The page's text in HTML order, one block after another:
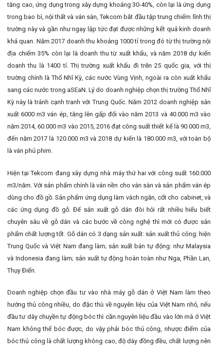
tăng cao, ứng dụng trong xây dựng khoảng 30-40%, còn lại là ứng dụng
trong bao bì, nội thất và ván sàn, Tekcom bắt đầu tập trung chiếm lĩnh thị
trường này và gần như ngay lập tức đạt được những kết quả kinh doanh
khả quan. Năm 2017 doanh thu khoảng 1000 tỉ trong đó từ thị trường nội
địa chiếm 35% còn lại là doanh thu từ xuất khẩu, và năm 2018 dự kiến
doanh thu là 1400 tỉ. Thị trường xuất khẩu đi trên 25 quốc gia, với thị
trường chính là Thổ Nhĩ Kỳ, các nước Vùng Vịnh, ngoài ra còn xuất khẩu
sang các nước trong aSEaN. Lý do doanh nghiệp chọn thị trường Thổ Nhĩ
Kỳ này là tránh cạnh tranh với Trung Quốc. Năm 2012 doanh nghiệp sản
xuất 6000 m3 ván ép, tăng lên gấp đối vào năm 2013 và 40.000 m3 vào
năm 2014, 60.000 m3 vào 2015, 2016 đạt công suất thiết kế là 90.000 m3,
đến năm 2017 là 120.000 m3 và 2018 dự kiến là 180.000 m3, với toàn bộ
là ván phủ phim.
Hiện tại Tekcom đang xây dựng nhà máy thứ hai với công suất 160.000
m3/năm. Với sản phẩm chính là ván nền cho ván sàn và sản phẩm ván ép
dùng cho đồ gồ. Sản phẩm ứng dụng làm vách ngăn, cốt cho cabinet, và
các ứng dụng đồ gỗ. Để sản xuất gỗ dán đòi hỏi rất nhiều hiểu biết
chuyên sâu về gỗ dán và các bước về công nghệ thì mới có được sản
phẩm chất lượng tốt. Gỗ dán có 3 dạng sản xuất: sản xuất thủ công: hiện
Trung Quốc và Việt Nam đang làm; sản xuất bán tự động: như Malaysia
và Indonesia đang làm; sản xuất tự động hoàn toàn như Nga, Phần Lan,
Thụy Điển.
Doanh nghiệp chọn đầu tư vào nhà máy gỗ dán ở Việt Nam làm theo
hướng thủ công nhiều, do đặc thù về nguyên liệu của Việt Nam nhỏ, nếu
đầu tư dây chuyền tự động bóc thì cần nguyên liệu đầu vào lớn mà ở Việt
Nam không thể bóc được, do vậy phải bóc thủ công, nhược điểm của
bóc thủ công là chất lượng không cao, độ dày đồng đều, chất lượng nên